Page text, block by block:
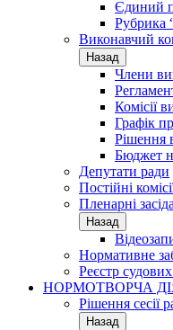
Єдиний
Рубрика
Виконавчий
Назад
Члени
Комісії
Графік
Рішення
Бюджет
Депутати ради
Постійні
Пленарні
Назад
Нормативне
Реєстр
НОРМОТВОРЧА
Рішення сесії
Назад